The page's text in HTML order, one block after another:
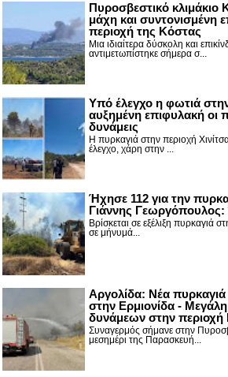
Πυροσβεστικό κλιμάκιο
μάχη και συντονισμένη
περιοχή της Κόστας
Μια ιδιαίτερα δύσκολη και
αντιμετωπίστηκε σήμερα σ...
Υπό έλεγχο η φωτιά
αυξημένη επιφυλακή οι
δυνάμεις
Η πυρκαγιά στην περιοχή
έλεγχο, χάρη στην ...
Ήχησε 112 για την
Γιάννης Γεωργόπουλος:
Βρίσκεται σε εξέλιξη πυρκαγιά
σε μήνυμά...
Αργολίδα: Νέα
στην Ερμιονίδα -
δυνάμεων στην περιοχή
Συναγερμός σήμανε στην
μεσημέρι της Παρασκευή...